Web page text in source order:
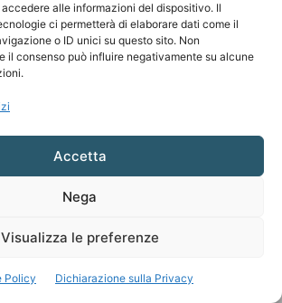
alle informazioni del dispositivo. Il
ci permetterà di elaborare dati come il
o ID unici su questo sito. Non
il consenso può influire negativamente su alcune
Accetta
Nega
Visualizza le preferenze
Policy Dichiarazione sulla Privacy